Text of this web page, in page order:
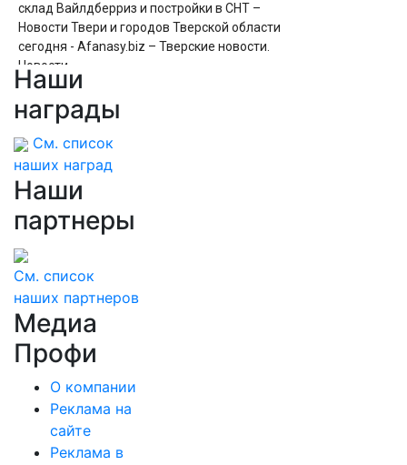
склад Вайлдберриз и постройки в СНТ –
Новости Твери и городов Тверской области
сегодня - Afanasy.biz – Тверские новости.
Новости
заменён в матче с «Мальоркой». Российский
Наши
награды
См. список
наших наград
Наши
партнеры
См. список
наших партнеров
Медиа
Профи
О компании
Реклама на
сайте
Реклама в